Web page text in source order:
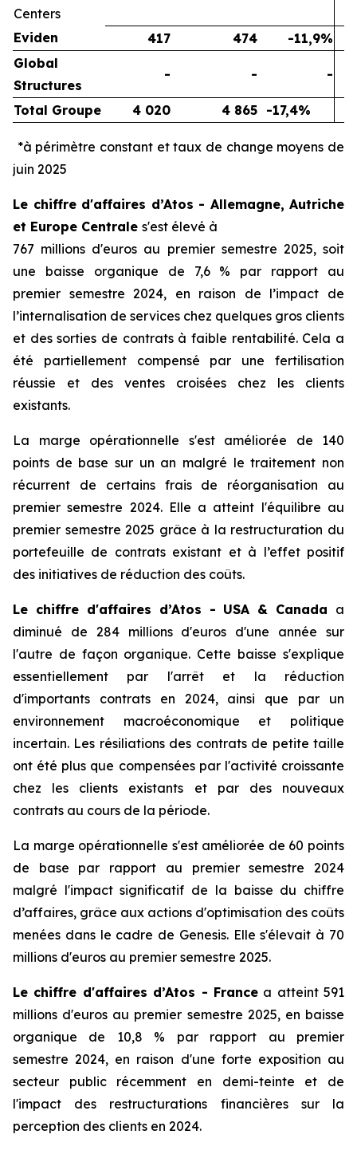
Centers
Eviden 417 474 -11,9%
Global
Structures
- - -
Total Groupe 4 020 4 865 -17,4%
*à périmètre constant et taux de change moyens de
juin 2025
Le chiffre d'affaires d’Atos - Allemagne, Autriche
et Europe Centrale s'est élevé à
767 millions d'euros au premier semestre 2025, soit
une baisse organique de 7,6 % par rapport au
premier semestre 2024, en raison de l’impact de
l’internalisation de services chez quelques gros clients
et des sorties de contrats à faible rentabilité. Cela a
été partiellement compensé par une fertilisation
réussie et des ventes croisées chez les clients
existants.
La marge opérationnelle s'est améliorée de 140
points de base sur un an malgré le traitement non
récurrent de certains frais de réorganisation au
premier semestre 2024. Elle a atteint l'équilibre au
premier semestre 2025 grâce à la restructuration du
portefeuille de contrats existant et à l’effet positif
des initiatives de réduction des coûts.
Le chiffre d'affaires d’Atos - USA & Canada a
diminué de 284 millions d'euros d'une année sur
l'autre de façon organique. Cette baisse s'explique
essentiellement par l'arrêt et la réduction
d'importants contrats en 2024, ainsi que par un
environnement macroéconomique et politique
incertain. Les résiliations des contrats de petite taille
ont été plus que compensées par l'activité croissante
chez les clients existants et par des nouveaux
contrats au cours de la période.
La marge opérationnelle s'est améliorée de 60 points
de base par rapport au premier semestre 2024
malgré l'impact significatif de la baisse du chiffre
d’affaires, grâce aux actions d'optimisation des coûts
menées dans le cadre de Genesis. Elle s'élevait à 70
millions d'euros au premier semestre 2025.
Le chiffre d'affaires d’Atos - Francea atteint 591
millions d'euros au premier semestre 2025, en baisse
organique de 10,8 % par rapport au premier
semestre 2024, en raison d'une forte exposition au
secteur public récemment en demi-teinte et de
l'impact des restructurations financières sur la
perception des clients en 2024.